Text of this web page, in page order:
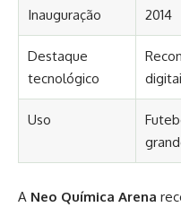
Inauguração 2014
Destaque
tecnológico
Uso
A Neo Química Arena